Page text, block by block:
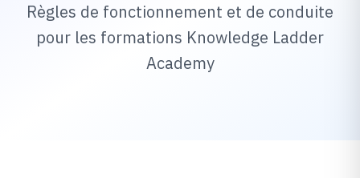
Règles de fonctionnement et de conduite
pour les formations Knowledge Ladder
Academy